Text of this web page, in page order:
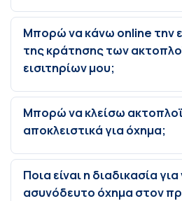
Μπορώ να κάνω online την
της κράτησης των
εισιτηρίων μου;
Μπορώ να κλείσω
αποκλειστικά για όχημα;
Ποια είναι η διαδικασία
ασυνόδευτο όχημα στον